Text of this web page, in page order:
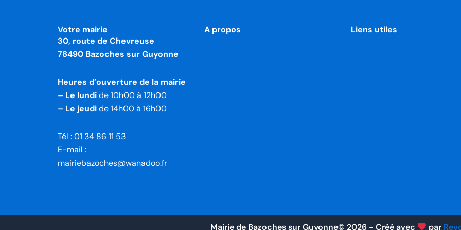
Votre mairie
30, route de Chevreuse
78490 Bazoches sur Guyonne
Heures d’ouverture de la mairie
– Le lundide 10h00 à 12h00
– Le jeudide 14h00 à 16h00
Tél : 01 34 86 11 53
E-mail :
mairiebazoches@wanadoo.fr
A propos
Liens utiles
Mairie de Bazoches sur Guyonne© 2026- Créé avec par